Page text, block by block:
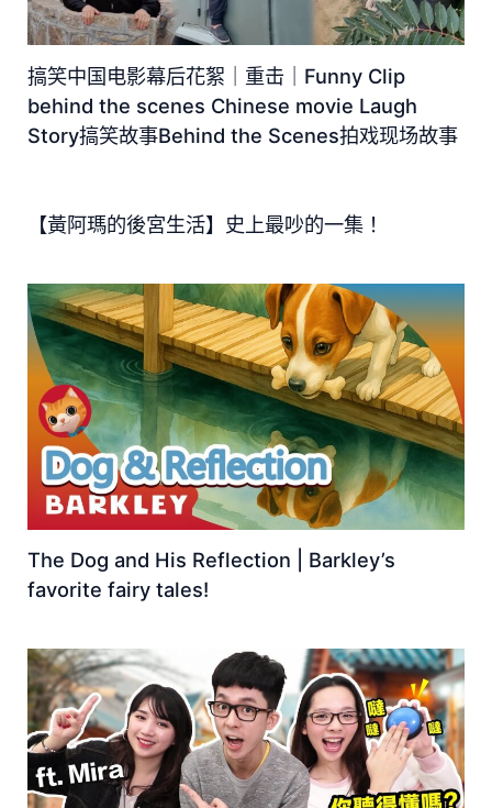
搞笑中国电影幕后花絮｜重击｜Funny Clip
behind the scenes Chinese movie Laugh
Story搞笑故事Behind the Scenes拍戏现场故事
【黃阿瑪的後宮生活】史上最吵的一集！
The Dog and His Reflection | Barkley’s
favorite fairy tales!